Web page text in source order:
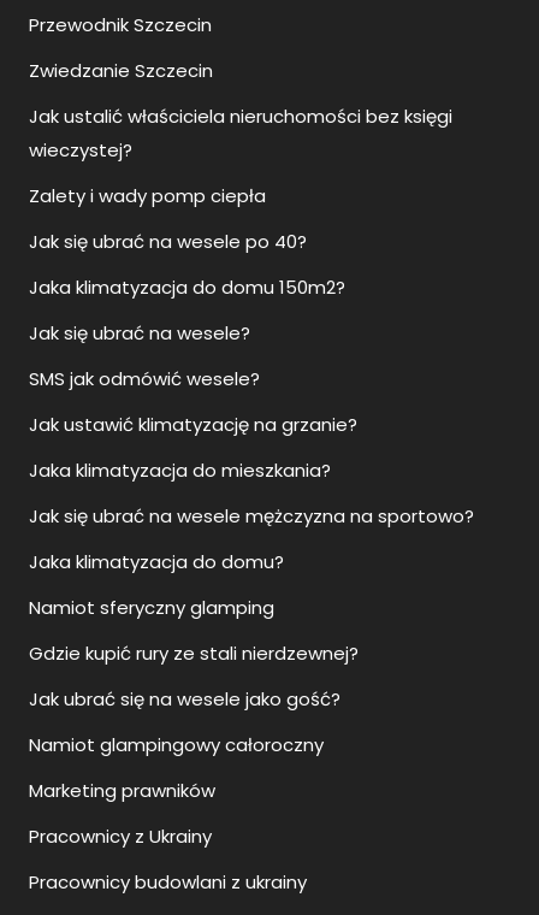
Przewodnik Szczecin
Zwiedzanie Szczecin
Jak ustalić właściciela nieruchomości bez księgi
wieczystej?
Zalety i wady pomp ciepła
Jak się ubrać na wesele po 40?
Jaka klimatyzacja do domu 150m2?
Jak się ubrać na wesele?
SMS jak odmówić wesele?
Jak ustawić klimatyzację na grzanie?
Jaka klimatyzacja do mieszkania?
Jak się ubrać na wesele mężczyzna na sportowo?
Jaka klimatyzacja do domu?
Namiot sferyczny glamping
Gdzie kupić rury ze stali nierdzewnej?
Jak ubrać się na wesele jako gość?
Namiot glampingowy całoroczny
Marketing prawników
Pracownicy z Ukrainy
Pracownicy budowlani z ukrainy